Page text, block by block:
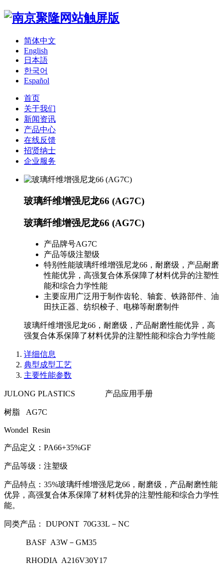
简体中文
English
日本語
한국어
Español
首页
关于我们
新闻资讯
产品中心
在线反馈
招贤纳士
企业服务
玻璃纤维增强尼龙66 (AG7C)
玻璃纤维增强尼龙66 (AG7C)
产品牌号AG7C
产品等级注塑级
特别性能玻璃纤维增强尼龙66，耐磨级，产品耐磨
性能优异，高强复合体系保障了材料优异的注塑性
能和综合力学性能
主要应用 广泛用于制作齿轮、轴套、铁路部件、油
田扶正器、纺织梭子、电梯等耐磨制件
玻璃纤维增强尼龙66，耐磨级，产品耐磨性能优异，高
强复合体系保障了材料优异的注塑性能和综合力学性能
详细信息
典型成型工艺
主要性能参数
JULONG PLASTICS 产品应用手册
树脂 AG7C
Wondel Resin
产品定义：PA66+35%GF
产品等级：注塑级
产品特点：35%玻璃纤维增强尼龙66，耐磨级，产品耐磨性能
优异，高强复合体系保障了材料优异的注塑性能和综合力学性
能。
同类产品： DUPONT 70G33L－NC
BASF A3W－GM35
RHODIA A216V30Y17